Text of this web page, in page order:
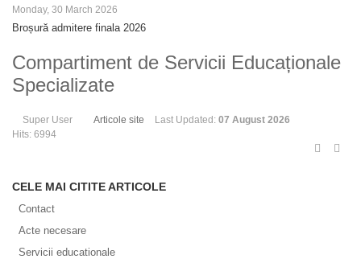
Monday, 30 March 2026
Broșură admitere finala 2026
Compartiment de Servicii Educaționale
Specializate
Super User Articole site Last Updated: 07 August 2026
Hits: 6994
CELE MAI CITITE ARTICOLE
Contact
Acte necesare
Servicii educationale